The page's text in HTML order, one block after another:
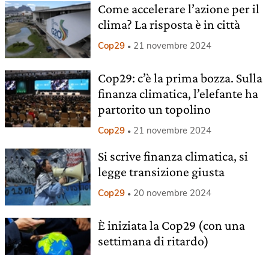
Come accelerare l’azione per il
clima? La risposta è in città
Cop29 21 novembre 2024
Cop29: c’è la prima bozza. Sulla
finanza climatica, l’elefante ha
partorito un topolino
Cop29 21 novembre 2024
Si scrive finanza climatica, si
legge transizione giusta
Cop29 20 novembre 2024
È iniziata la Cop29 (con una
settimana di ritardo)